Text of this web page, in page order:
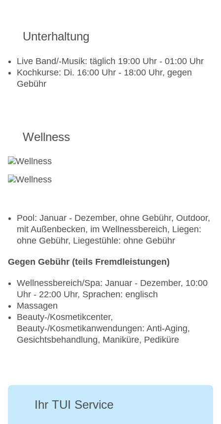
Unterhaltung
Live Band/-Musik: täglich 19:00 Uhr - 01:00 Uhr
Kochkurse: Di. 16:00 Uhr - 18:00 Uhr, gegen
Gebühr
Wellness
Pool: Januar - Dezember, ohne Gebühr, Outdoor,
mit Außenbecken, im Wellnessbereich, Liegen:
ohne Gebühr, Liegestühle: ohne Gebühr
Gegen Gebühr (teils Fremdleistungen)
Wellnessbereich/Spa: Januar - Dezember, 10:00
Uhr - 22:00 Uhr, Sprachen: englisch
Massagen
Beauty-/Kosmetikcenter,
Beauty-/Kosmetikanwendungen: Anti-Aging,
Gesichtsbehandlung, Maniküre, Pediküre
Ihr TUI Service